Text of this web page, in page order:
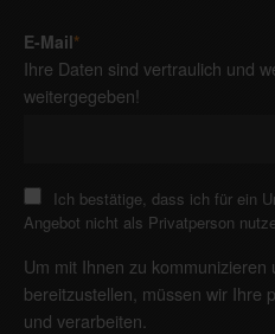
E-Mail*
Ihre Daten sind vertraulich und
weitergegeben!
Ich bestätige, dass ich für ein
Angebot nicht als Privatperson
Um mit Ihnen zu
bereitzustellen, müssen wir Ihre
und verarbeiten.